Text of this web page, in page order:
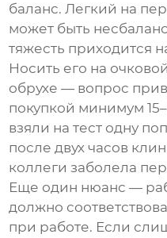
баланс. Легкий на
может быть
тяжесть приходится
Носить его на
обрухе — вопрос
покупкой минимум
взяли на тест одну
после двух часов
коллеги заболела
Еще один нюанс —
должно
при работе. Если